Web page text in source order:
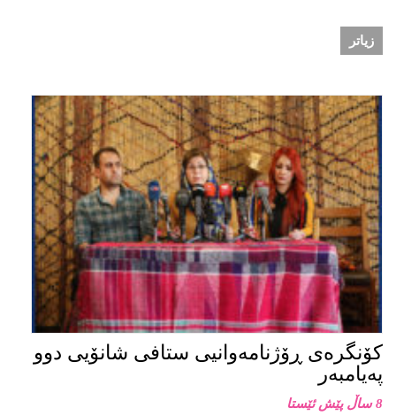
زیاتر
کۆنگرەی ڕۆژنامەوانیی ستافی شانۆیی دوو
پەیامبەر
8 ساڵ پێش ئێستا